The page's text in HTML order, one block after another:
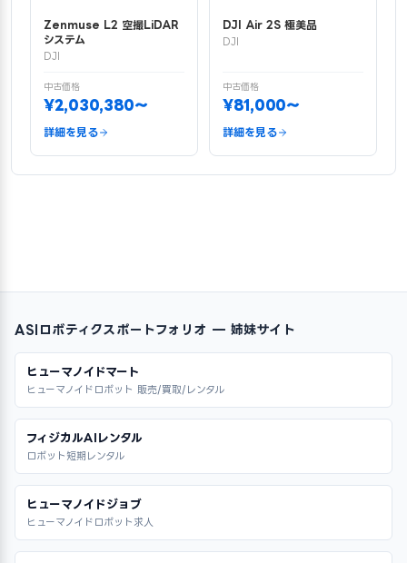
Zenmuse L2 空撮LiDAR
システム
DJI
中古価格
¥2,030,380〜
詳細を見る
DJI Air 2S 極美品
DJI
中古価格
¥81,000〜
詳細を見る
ASIロボティクスポートフォリオ — 姉妹サイト
ヒューマノイドマート
ヒューマノイドロボット 販売/買取/レンタル
フィジカルAIレンタル
ロボット短期レンタル
ヒューマノイドジョブ
ヒューマノイドロボット求人